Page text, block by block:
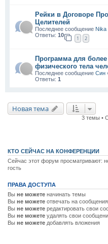
Рейки в Договоре
Целителей
Последнее сообщение Nika
Ответы: 10
1 2
Программа для
физического тела
Последнее сообщение Син
Ответы: 1
Новая тема
3 темы •
КТО СЕЙЧАС НА КОНФЕРЕНЦИИ
Сейчас этот форум просматривают:
гость
ПРАВА ДОСТУПА
Вы не можете начинать темы
Вы не можете отвечать на сообщения
Вы не можете редактировать свои
Вы не можете удалять свои
Вы не можете добавлять вложения